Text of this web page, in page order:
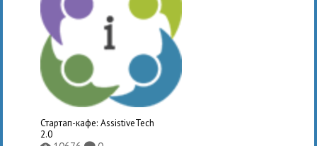
Стартап-кафе: AssistiveTech
2.0